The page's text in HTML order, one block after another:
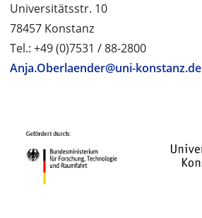
Universitätsstr. 10
78457 Konstanz
Tel.: +49 (0)7531 / 88-2800
Anja.Oberlaender@uni-konstanz.de